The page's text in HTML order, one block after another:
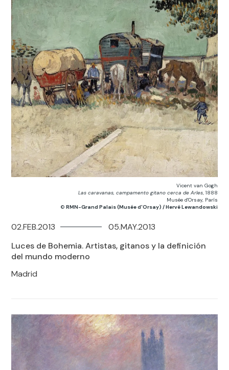
Vicent van Gogh
Las caravanas, campamento gitano cerca de Arles, 1888
Musée d'Orsay, París
© RMN-Grand Palais (Musée d'Orsay) / Hervé Lewandowski
Luces de Bohemia. Artistas, gitanos y la definición
del mundo moderno
Madrid
02.FEB.2013 05.MAY.2013